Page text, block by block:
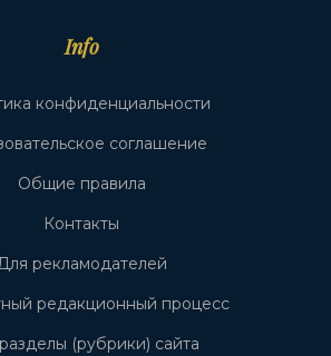
Info
конфиденциальности
соглашение
Общие правила
Контакты
рекламодателей
редакционный процесс
(рубрики) сайта